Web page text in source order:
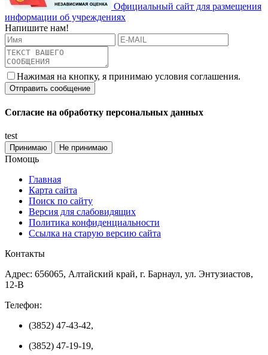
Официальный сайт для размещения
информации об учреждениях
Напишите нам!
Нажимая на кнопку, я принимаю условия соглашения.
Согласие на обработку персональных данных
test
Принимаю Не принимаю
Помощь
Главная
Карта сайта
Поиск по сайту
Версия для слабовидящих
Политика конфиденциальности
Ссылка на старую версию сайта
Контакты
Адрес: 656065, Алтайский край, г. Барнаул, ул. Энтузиастов,
12-В
Телефон:
(3852) 47-43-42,
(3852) 47-19-19,